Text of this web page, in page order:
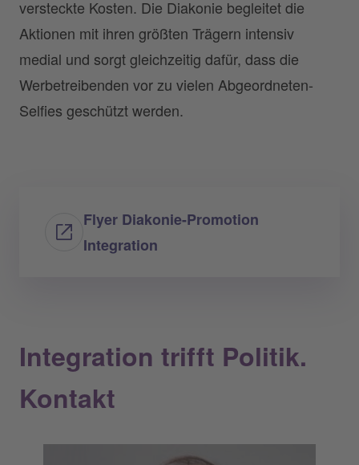
versteckte Kosten. Die Diakonie begleitet die
Aktionen mit ihren größten Trägern intensiv
medial und sorgt gleichzeitig dafür, dass die
Werbetreibenden vor zu vielen Abgeordneten-
Selfies geschützt werden.
Flyer Diakonie-Promotion
Integration
Integration trifft Politik.
Kontakt